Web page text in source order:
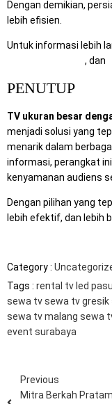
Dengan demikian,
lebih efisien.
Untuk informasi lebih
, dan
PENUTUP
TV ukuran besar
menjadi solusi yang
menarik dalam
informasi, perangkat
kenyamanan audiens
Dengan pilihan yang
lebih efektif, dan lebih
Category :
Tags : rental tv led
sewa tvsewa tv gresik
sewa tv malang sewa
event surabaya
Previous
Mitra Berkah